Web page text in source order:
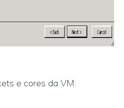
e cores da VM: